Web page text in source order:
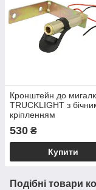
Кронштейн до
TRUCKLIGHT з
кріпленням
530 ₴
Купити
Подібні товари